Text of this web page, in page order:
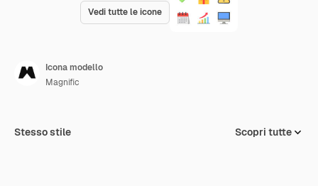
Vedi tutte le icone
Icona modello
Magnific
Stesso stile Scopri tutte